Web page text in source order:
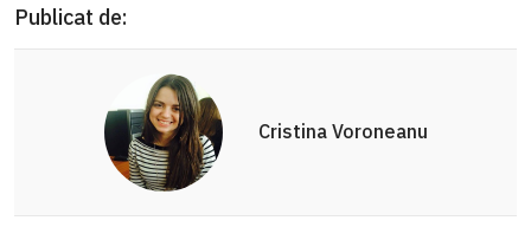
Publicat de:
Cristina Voroneanu